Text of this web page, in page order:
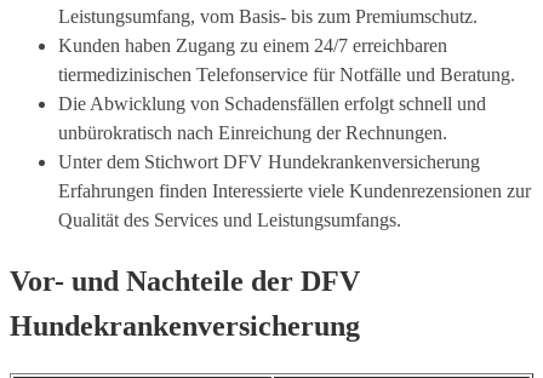
Leistungsumfang, vom Basis- bis zum Premiumschutz.
Kunden haben Zugang zu einem 24/7 erreichbaren
tiermedizinischen Telefonservice für Notfälle und Beratung.
Die Abwicklung von Schadensfällen erfolgt schnell und
unbürokratisch nach Einreichung der Rechnungen.
Unter dem Stichwort DFV Hundekrankenversicherung
Erfahrungen finden Interessierte viele Kundenrezensionen zur
Qualität des Services und Leistungsumfangs.
Vor- und Nachteile der DFV
Hundekrankenversicherung